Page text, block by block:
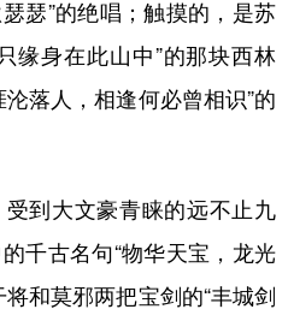
瑟”的绝唱；触摸的，是苏
缘身在此山中”的那块西林
落人，相逢何必曾相识”的
到大文豪青睐的远不止九
千古名句“物华天宝，龙光
和莫邪两把宝剑的“丰城剑